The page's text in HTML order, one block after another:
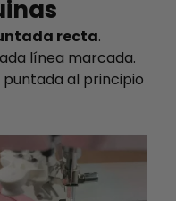
recta.
línea marcada.
al principio